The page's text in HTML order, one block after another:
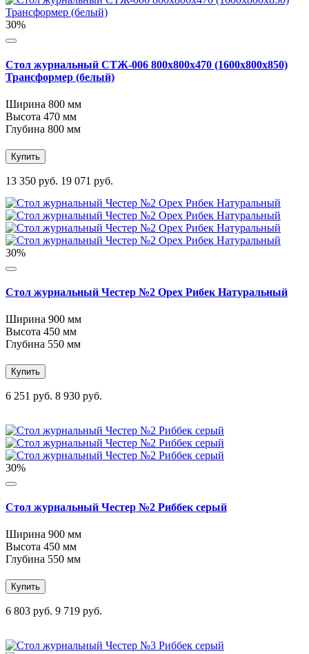
30%
Стол журнальный СТЖ-006 800х800х470 (1600х800х850)
Трансформер (белый)
Ширина 800 мм
Высота 470 мм
Глубина 800 мм
Купить
13 350 руб. 19 071 руб.
30%
Стол журнальный Честер №2 Орех Рибек Натуральный
Ширина 900 мм
Высота 450 мм
Глубина 550 мм
Купить
6 251 руб. 8 930 руб.
30%
Стол журнальный Честер №2 Риббек серый
Ширина 900 мм
Высота 450 мм
Глубина 550 мм
Купить
6 803 руб. 9 719 руб.